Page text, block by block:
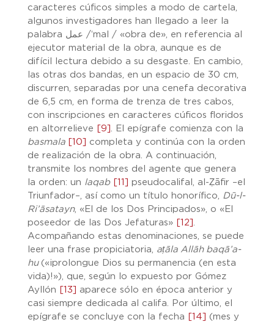
caracteres cúficos simples a modo de cartela,
algunos investigadores han llegado a leer la
palabra عمل /‘mal / «obra de», en referencia al
ejecutor material de la obra, aunque es de
difícil lectura debido a su desgaste. En cambio,
las otras dos bandas, en un espacio de 30 cm,
discurren, separadas por una cenefa decorativa
de 6,5 cm, en forma de trenza de tres cabos,
con inscripciones en caracteres cúficos floridos
en altorrelieve
[9] . El epígrafe comienza con la
basmala
[1 0] completa y continúa con la orden
de realización de la obra. A continuación,
transmite los nombres del agente que genera
la orden: un laqab [11]
pseudocalifal, al-Ẓāfir –el
Triunfador–, así como un título honorífico, Dū-l-
Ri’āsatayn, «El de los Dos Principados», o «El
poseedor de las Dos Jefaturas»
[12] .
Acompañando estas denominaciones, se puede
leer una frase propiciatoria, aṭāla Allāh baqā’a-
hu («¡prolongue Dios su permanencia (en esta
vida)!»), que, según lo expuesto por Gómez
Ayllón
[13]
aparece sólo en época anterior y
casi siempre dedicada al califa. Por último, el
epígrafe se concluye con la fecha
[14]
(mes y